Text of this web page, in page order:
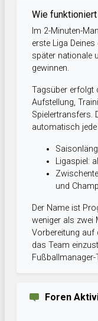
Wie
Im 2-Minuten-
erste Liga
später nationale
gewinnen.
Tagsüber erfolgt
Aufstellung,
Spielertransfers.
automatisch
Ligaspiel:
und
Der Name ist
weniger als zwei
Vorbereitung auf
das Team
Fußballmanager-
Foren